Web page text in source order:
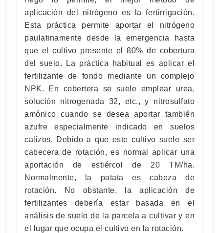
aplicación del nitrógeno es la fertirrigación.
Esta práctica permite aportar el nitrógeno
paulatinamente desde la emergencia hasta
que el cultivo presente el 80% de cobertura
del suelo. La práctica habitual es aplicar el
fertilizante de fondo mediante un complejo
NPK. En cobertera se suele emplear urea,
solución nitrogenada 32, etc., y nitrosulfato
amónico cuando se desea aportar también
azufre especialmente indicado en suelos
calizos. Debido a que este cultivo suele ser
cabecera de rotación, es normal aplicar una
aportación de estiércol de 20 TM/ha.
Normalmente, la patata es cabeza de
rotación. No obstante, la aplicación de
fertilizantes debería estar basada en el
análisis de suelo de la parcela a cultivar y en
el lugar que ocupa el cultivo en la rotación.